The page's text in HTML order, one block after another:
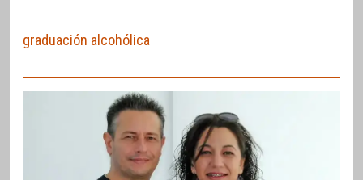
graduación alcohólica